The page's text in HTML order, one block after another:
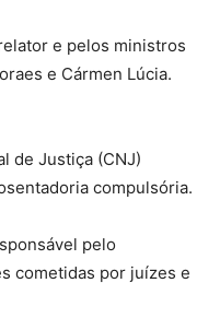
e pelos ministros
e Cármen Lúcia.
de Justiça (CNJ)
compulsória.
pelo
cometidas por juízes e